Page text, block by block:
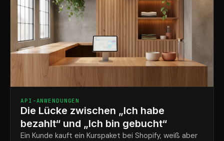
API-ANWENDUNGEN
Die Lücke zwischen „Ich habe
bezahlt“ und „Ich bin gebucht“
Ein Kunde kauft ein Kurspaket bei Shopify, weiß aber